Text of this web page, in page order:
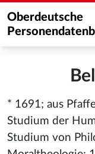
Oberdeutsche
* 1691; aus
Studium der
Studium von